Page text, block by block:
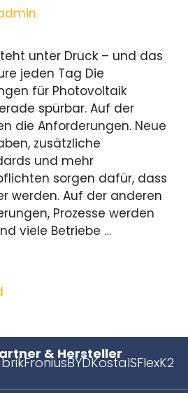
unter Druck – und das
jeden Tag Die
für Photovoltaik
spürbar. Auf der
die Anforderungen. Neue
zusätzliche
und mehr
sorgen dafür, dass
werden. Auf der anderen
Prozesse werden
viele Betriebe …
& Hersteller
FroniusBYDKostalSFlexK2